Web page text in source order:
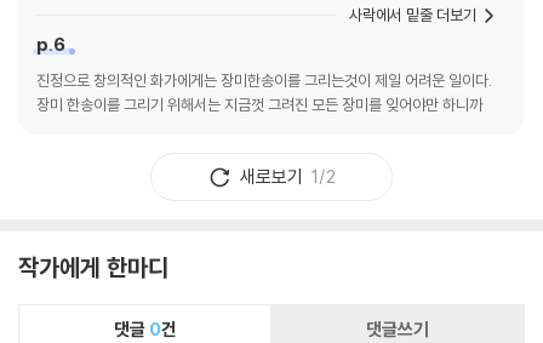
p.6
진정으로 창의적인 화가에게는 장미한송이를 그리는것이 제일 어려운 일이다.
장미 한송이를 그리기 위해서는 지금껏 그려진 모든 장미를 잊어야만 하니까
사락에서 밑줄 더보기
새로보기 1/2
작가에게 한마디
댓글 0건 댓글쓰기